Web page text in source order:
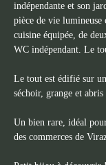
indépendante et son
pièce de vie lumineuse
cuisine équipée, de
WC indépendant. Le
Le tout est édifié sur
séchoir, grange et
Un bien rare, idéal
des commerces de